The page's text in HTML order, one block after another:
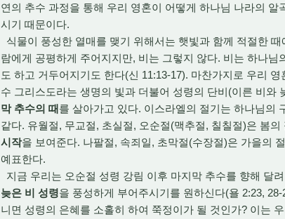
연의 추수 과정을 통해 우리 영혼이 어떻게 하나님 나라의
시기 때문이다.
식물이 풍성한 열매를 맺기 위해서는 햇빛과 함께 적절한
람에게 공평하게 주어지지만, 비는 그렇지 않다. 비는 하나님
도 하고 거두어지기도 한다(신 11:13-17). 마찬가지로 우리
수 그리스도라는 생명의 빛과 더불어 성령의 단비(이른 비
막 추수의 때를 살아가고 있다. 이스라엘의 절기는 하나님의
같다. 유월절, 무교절, 초실절, 오순절(맥추절, 칠칠절)은 봄
시작을 보여준다. 나팔절, 속죄일, 초막절(수장절)은 가을의
예표한다.
지금 우리는 오순절 성령 강림 이후 마지막 추수를 향해 달
늦은 비 성령을 풍성하게 부어주시기를 원하신다(욜 2:23,
니면 성령의 은혜를 소홀히 하여 쭉정이가 될 것인가? 이는